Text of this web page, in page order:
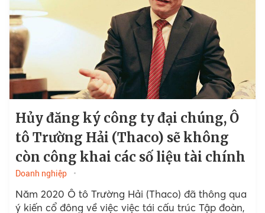
Hủy đăng ký công ty đại chúng, Ô
tô Trường Hải (Thaco) sẽ không
còn công khai các số liệu tài chính
Doanh nghiệp
Năm 2020 Ô tô Trường Hải (Thaco) đã thông qua
ý kiến cổ đông về việc việc tái cấu trúc Tập đoàn,